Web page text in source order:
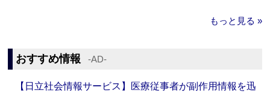
もっと見る »
おすすめ情報 ‐AD‐
【日立社会情報サービス】医療従事者が副作用情報を迅